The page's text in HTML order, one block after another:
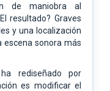
de maniobra al
resultado? Graves
y una localización
escena sonora más
rediseñado por
es modificar el